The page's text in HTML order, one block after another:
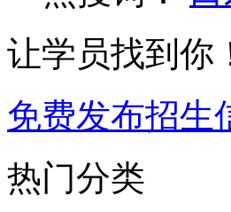
让学员找到你
免费发布招生
热门分类